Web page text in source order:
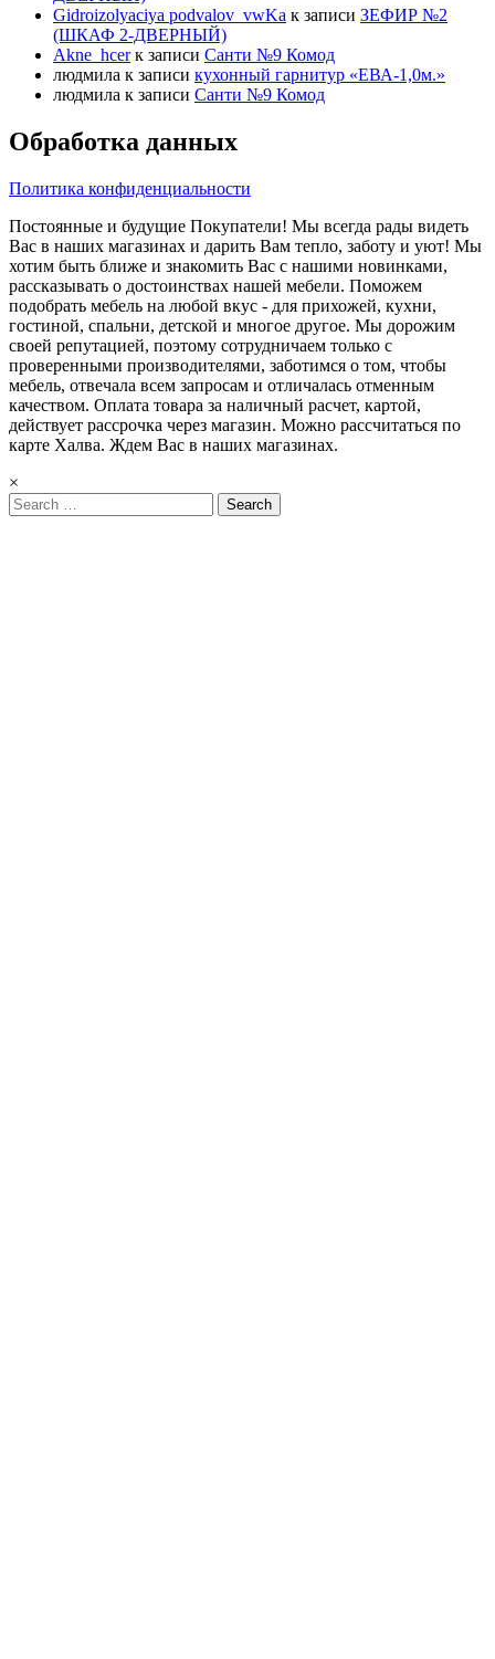
Gidroizolyaciya podvalov_vwKa к записи ЗЕФИР №2
(ШКАФ 2-ДВЕРНЫЙ)
Akne_hcerк записи Санти №9 Комод
людмила к записи кухонный гарнитур «ЕВА-1,0м.»
людмила к записи Санти №9 Комод
Обработка данных
Политика конфиденциальности
Постоянные и будущие Покупатели! Мы всегда рады видеть
Вас в наших магазинах и дарить Вам тепло, заботу и уют! Мы
хотим быть ближе и знакомить Вас с нашими новинками,
рассказывать о достоинствах нашей мебели. Поможем
подобрать мебель на любой вкус - для прихожей, кухни,
гостиной, спальни, детской и многое другое. Мы дорожим
своей репутацией, поэтому сотрудничаем только с
проверенными производителями, заботимся о том, чтобы
мебель, отвечала всем запросам и отличалась отменным
качеством. Оплата товара за наличный расчет, картой,
действует рассрочка через магазин. Можно рассчитаться по
карте Халва. Ждем Вас в наших магазинах.
×
Search
for: